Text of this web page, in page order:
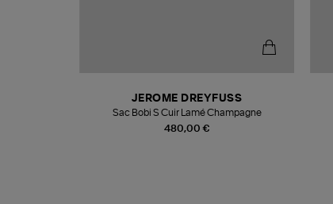
480,00 €
JEROME DREYFUSS
Sac Bobi S Cuir Lamé Champagne